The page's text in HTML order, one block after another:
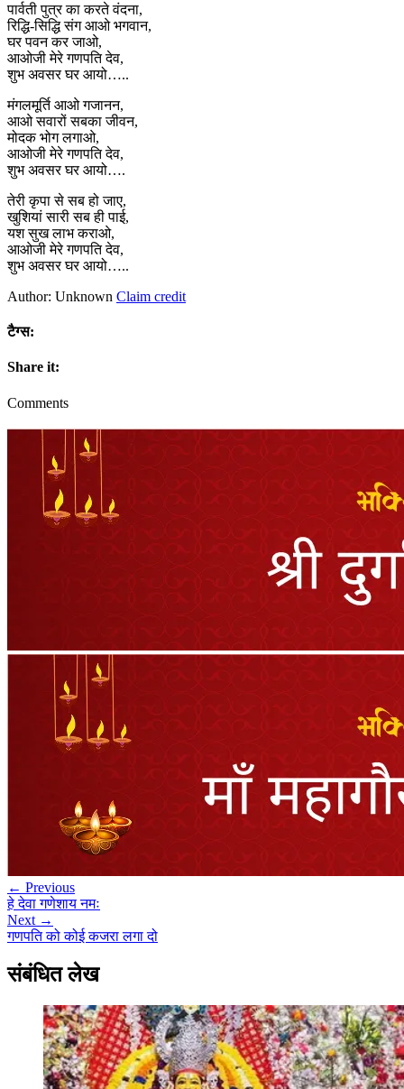
पार्वती पुत्र का करते वंदना,
रिद्धि-सिद्धि संग आओ भगवान,
घर पवन कर जाओ,
आओजी मेरे गणपति देव,
शुभ अवसर घर आयो…..
मंगलमूर्ति आओ गजानन,
आओ सवारों सबका जीवन,
मोदक भोग लगाओ,
आओजी मेरे गणपति देव,
शुभ अवसर घर आयो….
तेरी कृपा से सब हो जाए,
खुशियां सारी सब ही पाई,
यश सुख लाभ कराओ,
आओजी मेरे गणपति देव,
शुभ अवसर घर आयो…..
Author: Unknown Claim credit
टैग्स:
Share it:
Comments
← Previous
हे देवा गणेशाय नमः
Next →
गणपति को कोई कजरा लगा दो
संबंधित लेख